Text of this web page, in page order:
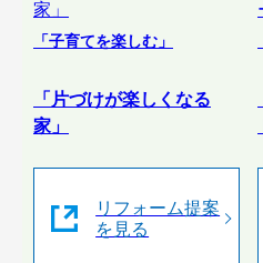
「子育てを楽しむ」
「片づけが楽しくなる
家」
リフォーム提案
を見る